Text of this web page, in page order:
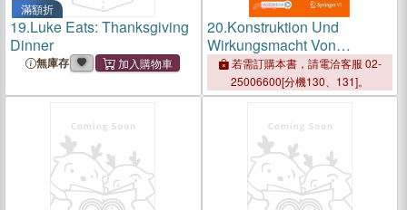
滿額折
19.Luke Eats: Thanksgiving
Dinner
無庫存
20.Konstruktion Und
Wirkungsmacht Von
Professionellen
Selbstverständnissen: Eine
Studie Zu Vorstellungen Von
Sozialen Arbeit
若需訂購本書，請電洽客服 02-
25006600[分機130、131]。